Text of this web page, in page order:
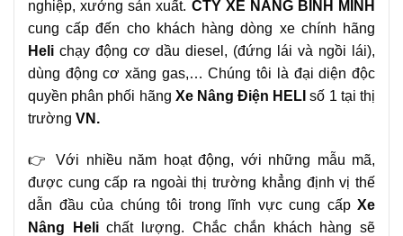
nghiệp, xưởng sản xuất. CTY XE NÂNG BÌNH MINH
cung cấp đến cho khách hàng dòng xe chính hãng
Heli chạy động cơ dầu diesel, (đứng lái và ngồi lái),
dùng động cơ xăng gas,… Chúng tôi là đại diện độc
quyền phân phối hãng Xe Nâng Điện HELIsố 1 tại thị
trường VN.
👉 Với nhiều năm hoạt động, với những mẫu mã,
được cung cấp ra ngoài thị trường khẳng định vị thế
dẫn đầu của chúng tôi trong lĩnh vực cung cấp Xe
Nâng Helichất lượng. Chắc chắn khách hàng sẽ